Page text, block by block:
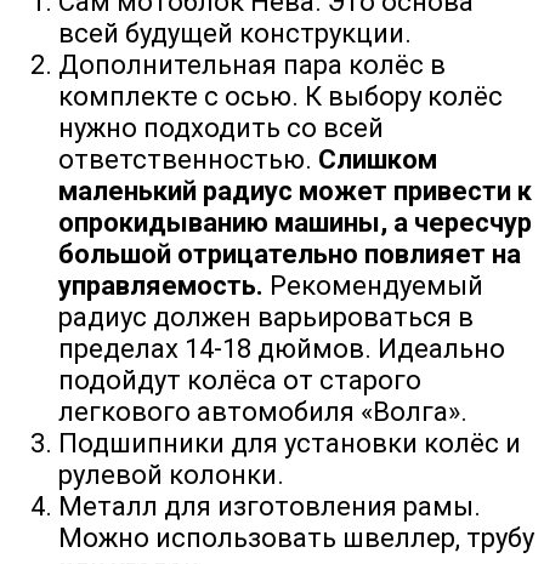
всей будущей конструкции.
Дополнительная пара колёс в
комплекте с осью. К выбору колёс
нужно подходить со всей
ответственностью. Слишком
маленький радиус может привести к
опрокидыванию машины, а чересчур
большой отрицательно повлияет на
управляемость. Рекомендуемый
радиус должен варьироваться в
пределах 14-18 дюймов. Идеально
подойдут колёса от старого
легкового автомобиля «Волга».
Подшипники для установки колёс и
рулевой колонки.
Металл для изготовления рамы.
Можно использовать швеллер, трубу